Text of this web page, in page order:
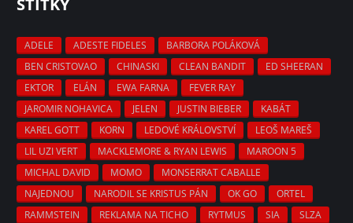
ŠTÍTKY
ADELE ADESTE FIDELES
BARBORA POLÁKOVÁ
BEN CRISTOVAO
CHINASKI CLEAN BANDIT
ED SHEERAN
EKTOR
ELÁN EWA FARNA
FEVER RAY
JAROMIR NOHAVICA
JELEN JUSTIN BIEBER
KABÁT
KAREL GOTT
KORN LEDOVÉ KRÁLOVSTVÍ
LEOŠ MAREŠ
LIL UZI VERT
MACKLEMORE & RYAN LEWIS
MAROON 5
MICHAL DAVID
MOMO
MONSERRAT CABALLE
NAJEDNOU
NARODIL SE KRISTUS PÁN OK GO
ORTEL
RAMMSTEIN
REKLAMA NA TICHO RYTMUS SIA
SLZA